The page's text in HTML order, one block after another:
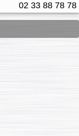
02 33 88 78 78